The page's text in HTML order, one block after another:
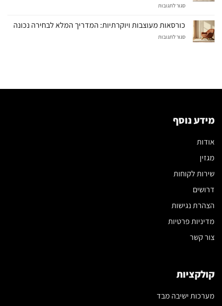
לבחירהסגור לתגובות
רביצה:
המדריך
המלא
שלכם
כורסאות מעוצבות ויוקרתיות: המדריך המלא לבחירה נכונה
סגור לתגובות
מידע נוסף
אודות
מגזין
שירות לקוחות
דרושים
הצהרת נגישות
מדיניות פרטיות
צור קשר
קולקציות
מערכות ישיבה מבד